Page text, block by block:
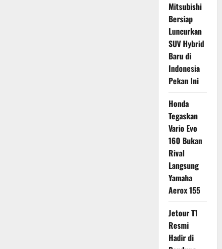
Mitsubishi
Bersiap
Luncurkan
SUV Hybrid
Baru di
Indonesia
Pekan Ini
Honda
Tegaskan
Vario Evo
160 Bukan
Rival
Langsung
Yamaha
Aerox 155
Jetour T1
Resmi
Hadir di